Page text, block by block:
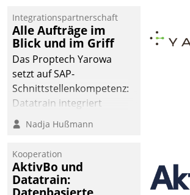
der
Wohnungswirtschaft“.
Bewerben können sich
dafür ein Team
bestehend aus
Wohnungsunternehmen
und PropTech.
Integrationspartnerschaft
Alle Aufträge im
Blick und im Griff
Das Proptech Yarowa
setzt auf SAP-
Schnittstellenkompetenz:
Datatrain integriert
Yarowas Portal zur
Vergabe und Verwaltung
operativen
Instandhaltung in die
SAP-Systemlandschaft
Nadja Hußmann
Kooperation
AktivBo und
Datatrain: